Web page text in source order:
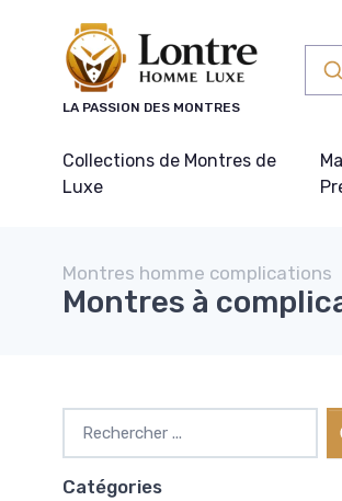
LA PASSION DES MONTRES
Collections de Montres de
Luxe
Montres homme complications
Montres à
Catégories